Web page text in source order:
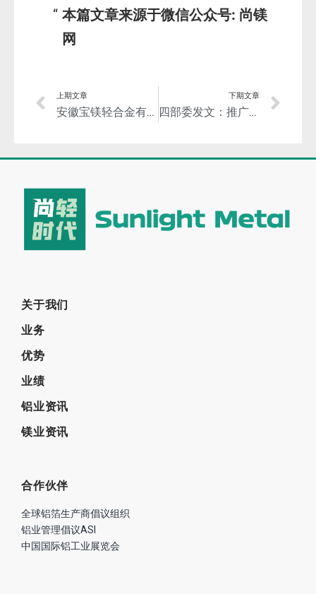
本篇文章来源于微信公众号: 尚镁
网
上期文章
安徽宝镁轻合金有限公司招聘! 还透露了多个信息点……
下期文章
四部委发文：推广4项先进适用的电解铝节能低碳技术！探索惰性阳极等颠覆性技术！
关于我们
业务
优势
业绩
铝业资讯
镁业资讯
合作伙伴
全球铝箔生产商倡议组织
铝业管理倡议ASI
中国国际铝工业展览会